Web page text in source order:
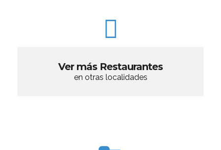
Ver más Restaurantes
en otras localidades